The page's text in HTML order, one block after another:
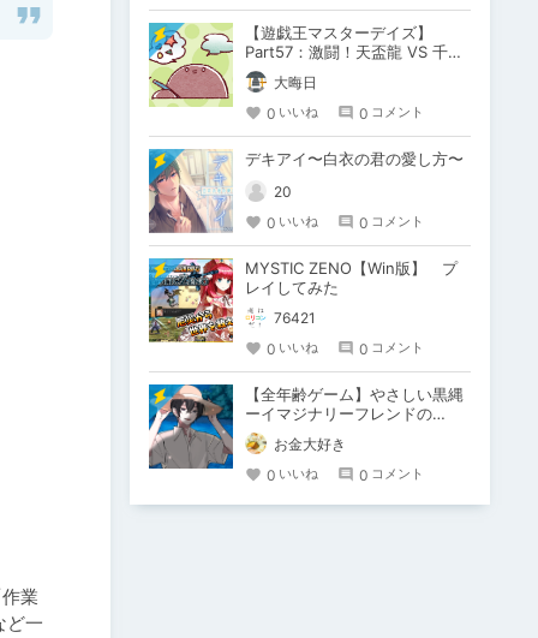
業
ど一
【遊戯王マスターデイズ】
Part57：激闘！天盃龍 VS 千年
D【架空デュエル】
大晦日
0 いいね 0 コメント
デキアイ〜白衣の君の愛し方〜
20
0 いいね 0 コメント
MYSTIC ZENO【Win版】 プ
レイしてみた
76421
0 いいね 0 コメント
【全年齢ゲーム】やさしい黒縄
ーイマジナリーフレンドの
「彼」と過ごすおぼんやすみー
お金大好き
0 いいね 0 コメント